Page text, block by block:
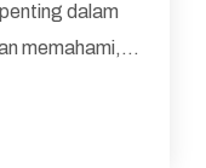
dalam
memahami,
numerik